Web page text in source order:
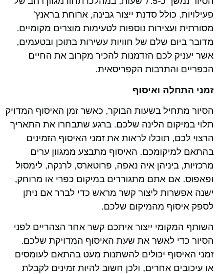
פעילויות, כולל סדנת ייצור גבינה, ארוחת בראנץ'
מסורתית ועצירות נוספות לטעימות מוצרים מקומיים.
מדובר ביום שלם של חוויות עשירות בתוכן ובטעמים,
אשר יעניק לכם הזדמנות להכיר מקרוב את החיים
הכפריים והתרבות הקפריסאית.
זמני התחלה ואיסוף
הסיור מתחיל בשעות הבוקר, כאשר זמן האיסוף המדויק
תלוי במיקום הלינה שלכם. ברגע שתבחרו את התאריך
הרצוי לכם, תוכלו לראות את זמני האיסוף הזמינים
בהתאם למיקומכם. האיסוף מתבצע ממגוון ערים
מרכזיות, ביניהן איה נאפה, פרוטארס, לרנקה, לימסול
ופאפוס. אם אתם מתגוררים במיקום כפרי או מרוחק,
ישנה אפשרות ליצור קשר מראש כדי לברר אם ניתן
לספק איסוף מהמיקום שלכם.
השותף המקומי ייצור איתכם קשר אחר הצהריים לפני
הסיור כדי לאשר את שעת האיסוף המדויקת שלכם.
זמני האיסוף יכולים להשתנות מעט בהתאם לעומסים
או עיכובים אחרים, ולכן חשוב להיות זמינים לקבלת